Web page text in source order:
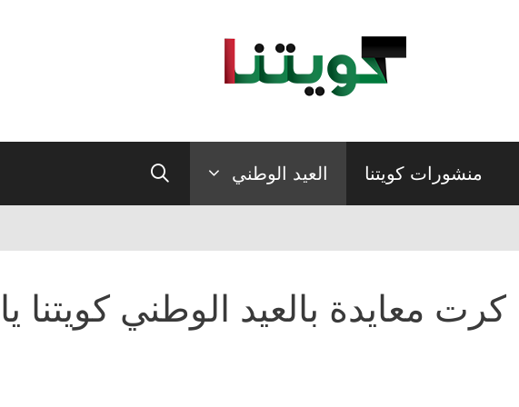
منشورات كويتنا العيد الوطني
كرت معايدة بالعيد الوطني كويتنا